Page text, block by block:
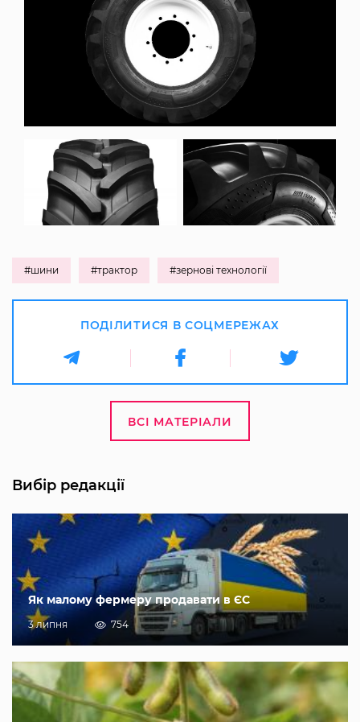
#шини #трактор #зернові технології
ПОДІЛИТИСЯ В СОЦМЕРЕЖАХ
ВСІ МАТЕРІАЛИ
Вибір редакції
Як малому фермеру продавати в ЄС
3 липня 754